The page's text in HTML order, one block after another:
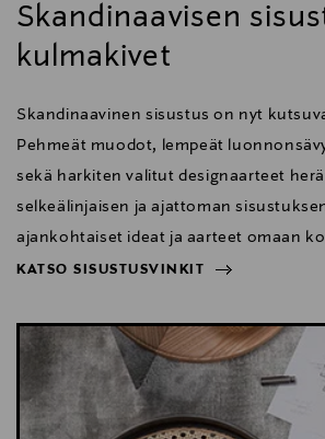
Skandinaavisen
kulmakivet
Skandinaavinen sisustus on nyt
Pehmeät muodot, lempeät
sekä harkiten valitut designaarteet
selkeälinjaisen ja ajattoman
ajankohtaiset ideat ja aarteet omaan
KATSO SISUSTUSVINKIT
KATSO SISUSTUSVINKIT